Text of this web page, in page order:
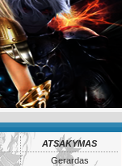
ATSAKYMAS
Gerardas